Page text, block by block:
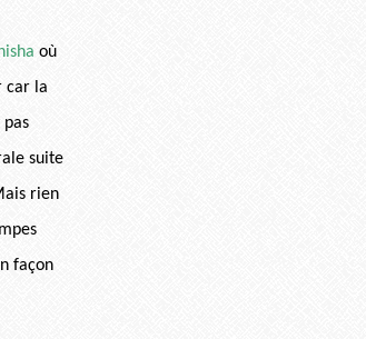
où
car la
suite
rien
façon